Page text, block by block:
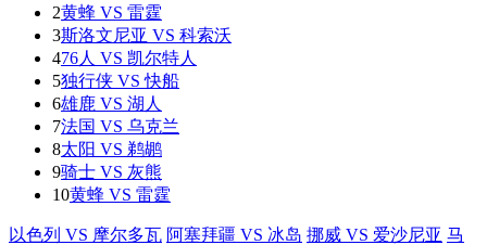
2黄蜂 VS 雷霆
3斯洛文尼亚 VS 科索沃
476人 VS 凯尔特人
5独行侠 VS 快船
6雄鹿 VS 湖人
7法国 VS 乌克兰
8太阳 VS 鹈鹕
9骑士 VS 灰熊
10黄蜂 VS 雷霆
以色列 VS 摩尔多瓦 阿塞拜疆 VS 冰岛 挪威 VS 爱沙尼亚 马